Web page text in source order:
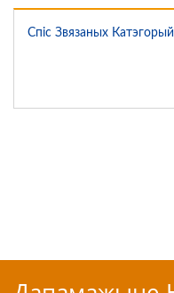
Спіс Звязаных Катэгорый